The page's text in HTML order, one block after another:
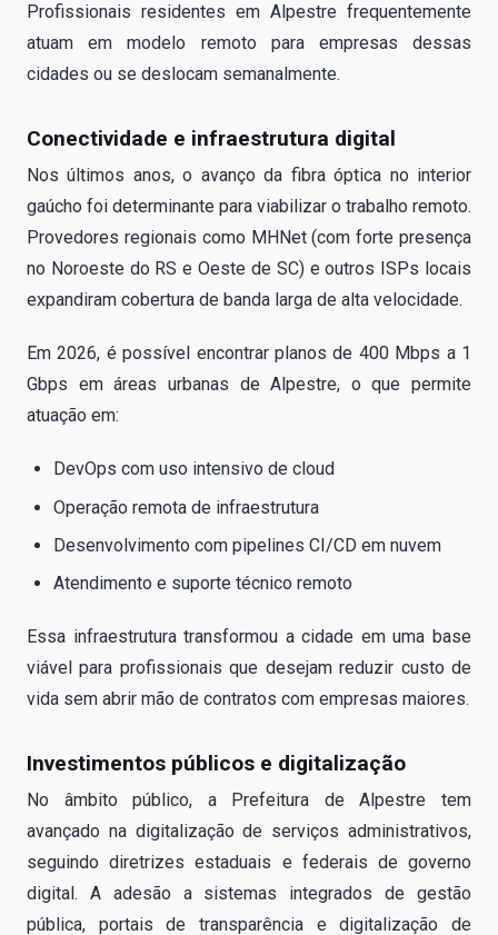
Profissionais residentes em Alpestre frequentemente
atuam em modelo remoto para empresas dessas
cidades ou se deslocam semanalmente.
Conectividade e infraestrutura digital
Nos últimos anos, o avanço da fibra óptica no interior
gaúcho foi determinante para viabilizar o trabalho remoto.
Provedores regionais como MHNet (com forte presença
no Noroeste do RS e Oeste de SC) e outros ISPs locais
expandiram cobertura de banda larga de alta velocidade.
Em 2026, é possível encontrar planos de 400 Mbps a 1
Gbps em áreas urbanas de Alpestre, o que permite
atuação em:
DevOps com uso intensivo de cloud
Operação remota de infraestrutura
Desenvolvimento com pipelines CI/CD em nuvem
Atendimento e suporte técnico remoto
Essa infraestrutura transformou a cidade em uma base
viável para profissionais que desejam reduzir custo de
vida sem abrir mão de contratos com empresas maiores.
Investimentos públicos e digitalização
No âmbito público, a Prefeitura de Alpestre tem
avançado na digitalização de serviços administrativos,
seguindo diretrizes estaduais e federais de governo
digital. A adesão a sistemas integrados de gestão
pública, portais de transparência e digitalização de